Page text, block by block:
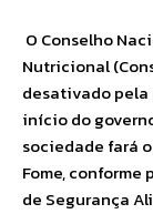
O Conselho
Nutricional
desativado pela
início do
sociedade fará
Fome,
de Segurança